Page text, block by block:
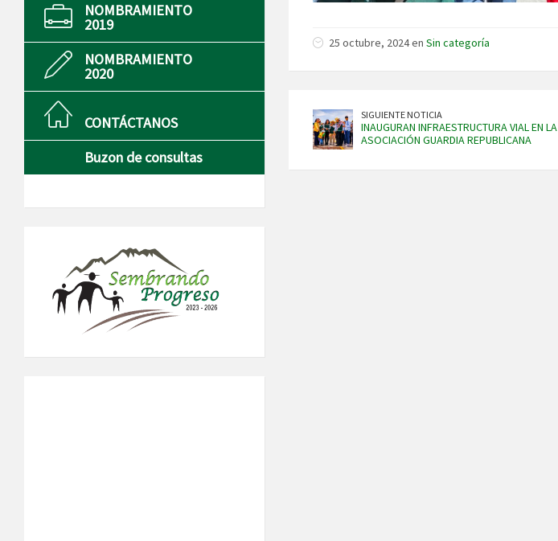
25 octubre, 2024 en Sin categoría
SIGUIENTE NOTICIA
INAUGURAN INFRAESTRUCTURA VIAL EN LA
ASOCIACIÓN GUARDIA REPUBLICANA
NOMBRAMIENTO
2019
NOMBRAMIENTO
2020
CONTÁCTANOS
Buzon de consultas